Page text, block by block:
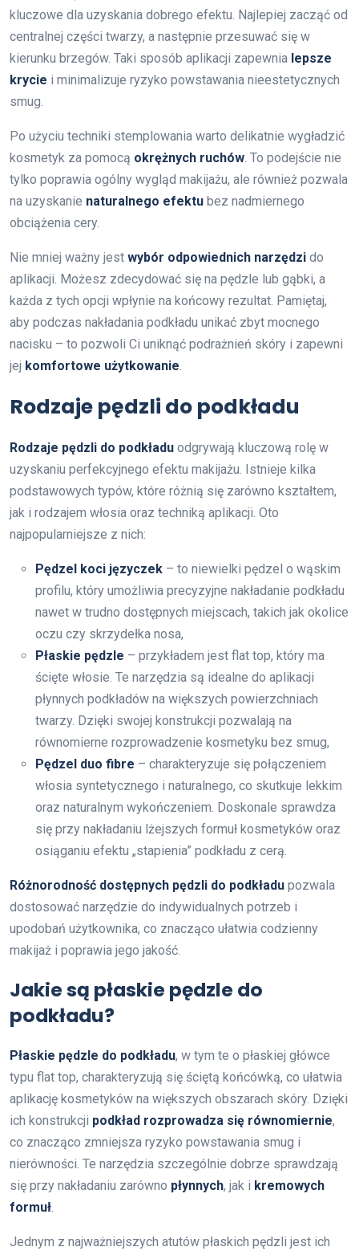
kluczowe dla uzyskania dobrego efektu. Najlepiej zacząć od
centralnej części twarzy, a następnie przesuwać się w
kierunku brzegów. Taki sposób aplikacji zapewnia lepsze
krycie i minimalizuje ryzyko powstawania nieestetycznych
smug.
Po użyciu techniki stemplowania warto delikatnie wygładzić
kosmetyk za pomocą okrężnych ruchów. To podejście nie
tylko poprawia ogólny wygląd makijażu, ale również pozwala
na uzyskanie naturalnego efektu bez nadmiernego
obciążenia cery.
Nie mniej ważny jest wybór odpowiednich narzędzi do
aplikacji. Możesz zdecydować się na pędzle lub gąbki, a
każda z tych opcji wpłynie na końcowy rezultat. Pamiętaj,
aby podczas nakładania podkładu unikać zbyt mocnego
nacisku – to pozwoli Ci uniknąć podrażnień skóry i zapewni
jej komfortowe użytkowanie.
Rodzaje pędzli do podkładu
Rodzaje pędzli do podkładu odgrywają kluczową rolę w
uzyskaniu perfekcyjnego efektu makijażu. Istnieje kilka
podstawowych typów, które różnią się zarówno kształtem,
jak i rodzajem włosia oraz techniką aplikacji. Oto
najpopularniejsze z nich:
Pędzel koci języczek – to niewielki pędzel o wąskim
profilu, który umożliwia precyzyjne nakładanie podkładu
nawet w trudno dostępnych miejscach, takich jak okolice
oczu czy skrzydełka nosa,
Płaskie pędzle – przykładem jest flat top, który ma
ścięte włosie. Te narzędzia są idealne do aplikacji
płynnych podkładów na większych powierzchniach
twarzy. Dzięki swojej konstrukcji pozwalają na
równomierne rozprowadzenie kosmetyku bez smug,
Pędzel duo fibre – charakteryzuje się połączeniem
włosia syntetycznego i naturalnego, co skutkuje lekkim
oraz naturalnym wykończeniem. Doskonale sprawdza
się przy nakładaniu lżejszych formuł kosmetyków oraz
osiąganiu efektu „stapienia” podkładu z cerą.
Różnorodność dostępnych pędzli do podkładu pozwala
dostosować narzędzie do indywidualnych potrzeb i
upodobań użytkownika, co znacząco ułatwia codzienny
makijaż i poprawia jego jakość.
Jakie są płaskie pędzle do
podkładu?
Płaskie pędzle do podkładu, w tym te o płaskiej główce
typu flat top, charakteryzują się ściętą końcówką, co ułatwia
aplikację kosmetyków na większych obszarach skóry. Dzięki
ich konstrukcji podkład rozprowadza się równomiernie,
co znacząco zmniejsza ryzyko powstawania smug i
nierówności. Te narzędzia szczególnie dobrze sprawdzają
się przy nakładaniu zarówno płynnych, jak i kremowych
formuł.
Jednym z najważniejszych atutów płaskich pędzli jest ich